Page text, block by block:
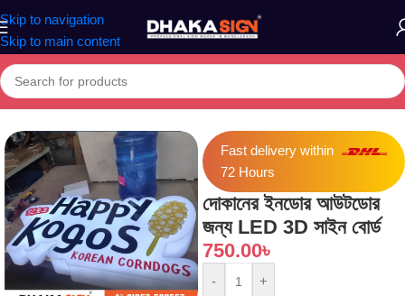
Skip to navigation
Skip to main content
Home»Shop»দোকানের ইনডোর আউটডোর জন্য LED 3D সাইন বোর্ড
Fast delivery within
72 Hours
দোকানের ইনডোর আউটডোর
জন্য LED 3D সাইন বোর্ড
750.00৳
- +